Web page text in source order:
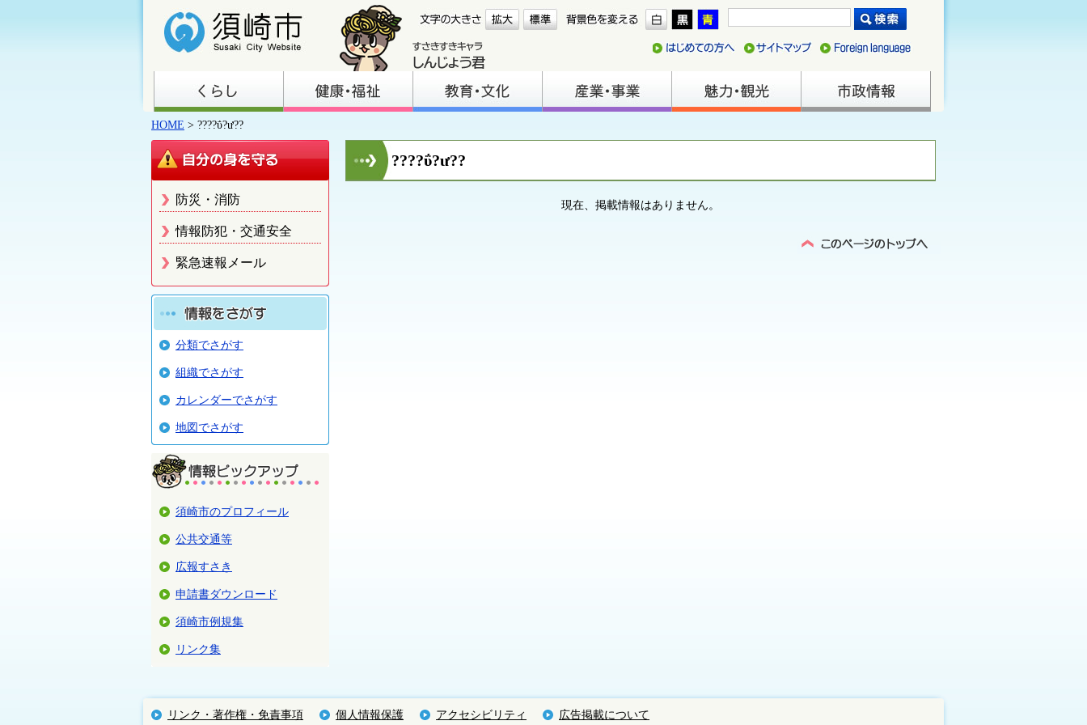
HOME > ????ΰ?ư??
防災・消防
情報防犯・交通安全
緊急速報メール
分類でさがす
組織でさがす
カレンダーでさがす
地図でさがす
須崎市のプロフィール
公共交通等
広報すさき
申請書ダウンロード
須崎市例規集
リンク集
????ΰ?ư??
現在、掲載情報はありません。
リンク・著作権・免責事項 個人情報保護 アクセシビリティ 広告掲載について